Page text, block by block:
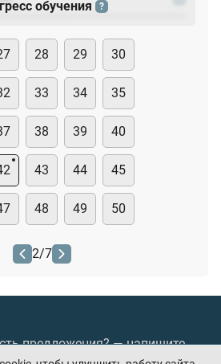
обучения ?
28 29 30
33 34 35
38 39 40
43 44 45
48 49 50
2/7
предложения? —напишите